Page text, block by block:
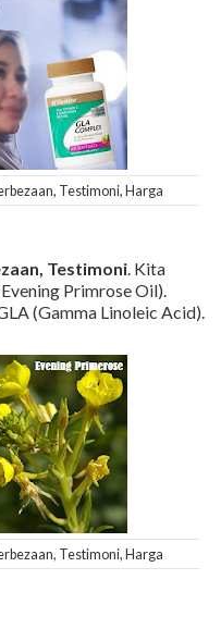
Testimoni, Harga
Testimoni . Kita
Primrose Oil).
(Gamma Linoleic Acid).
Testimoni, Harga